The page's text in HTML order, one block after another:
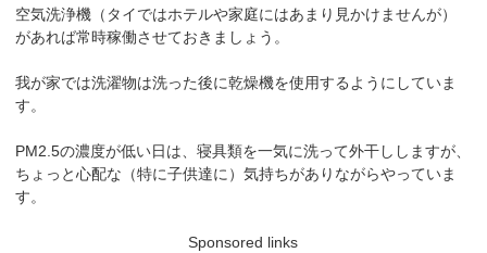
空気洗浄機（タイではホテルや家庭にはあまり見かけませんが）
があれば常時稼働させておきましょう。
我が家では洗濯物は洗った後に乾燥機を使用するようにしていま
す。
PM2.5の濃度が低い日は、寝具類を一気に洗って外干ししますが、
ちょっと心配な（特に子供達に）気持ちがありながらやっていま
す。
Sponsored links